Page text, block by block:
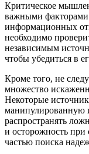
Критическое
важными факторами
информационных
необходимо
независимым
чтобы убедиться в
Кроме того, не
множество
Некоторые
манипулированную
распространять
и осторожность при
частью поиска